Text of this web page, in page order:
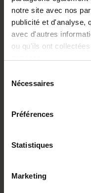
notre site avec nos
publicité et d'analyse,
avec d'autres
ou qu'ils ont
Nécessaires
Préférences
Statistiques
Marketing
Envie de partager ?
Achetez local
Découvrez les